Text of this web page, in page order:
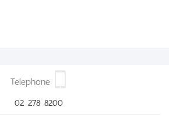
Telephone
02 278 8200